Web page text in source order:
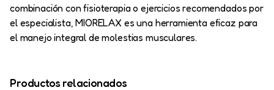
combinación con fisioterapia o ejercicios recomendados por
el especialista, MIORELAX es una herramienta eficaz para
el manejo integral de molestias musculares.
Productos relacionados